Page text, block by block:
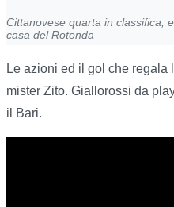
Cittanovese quarta in classifica,
casa del Rotonda
Le azioni ed il gol che
mister Zito. Giallorossi da
il Bari.